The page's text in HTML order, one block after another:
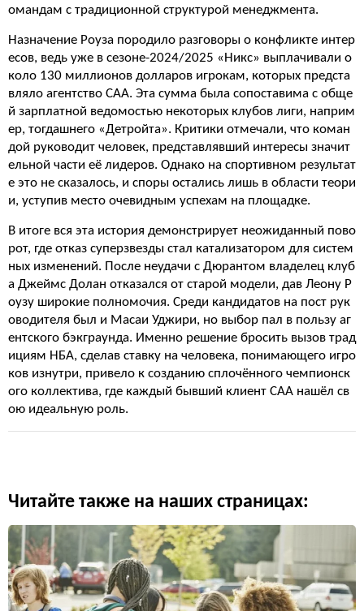
омандам с традиционной структурой менеджмента.
Назначение Роуза породило разговоры о конфликте интер
есов, ведь уже в сезоне-2024/2025 «Никс» выплачивали о
коло 130 миллионов долларов игрокам, которых предста
вляло агентство CAA. Эта сумма была сопоставима с обще
й зарплатной ведомостью некоторых клубов лиги, наприм
ер, тогдашнего «Детройта». Критики отмечали, что коман
дой руководит человек, представлявший интересы значит
ельной части её лидеров. Однако на спортивном результат
е это не сказалось, и споры остались лишь в области теори
и, уступив место очевидным успехам на площадке.
В итоге вся эта история демонстрирует неожиданный пово
рот, где отказ суперзвезды стал катализатором для систем
ных изменений. После неудачи с Дюрантом владелец клуб
а Джеймс Долан отказался от старой модели, дав Леону Р
оузу широкие полномочия. Среди кандидатов на пост рук
оводителя был и Масаи Уджири, но выбор пал в пользу аг
ентского бэкграунда. Именно решение бросить вызов трад
ициям НБА, сделав ставку на человека, понимающего игро
ков изнутри, привело к созданию сплочённого чемпионск
ого коллектива, где каждый бывший клиент CAA нашёл св
ою идеальную роль.
Читайте также на наших страницах: